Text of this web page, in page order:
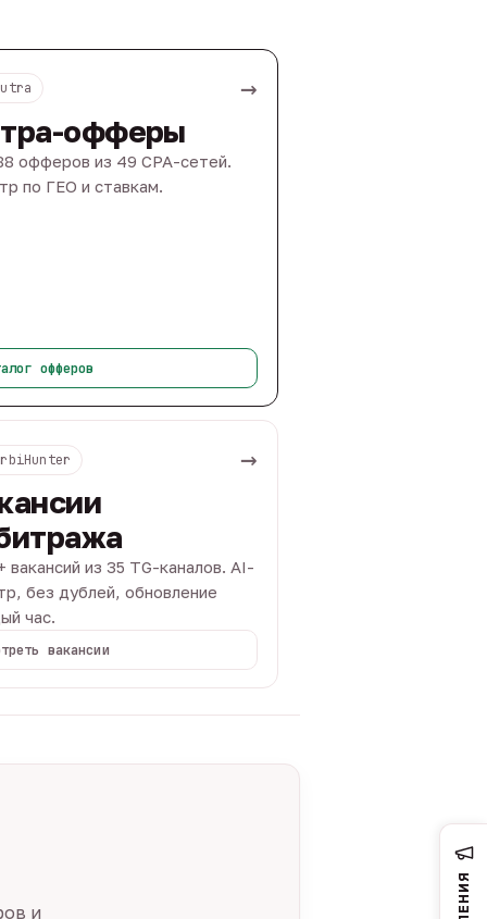
→
офферы
офферов из 49 CPA-сетей.
по ГЕО и ставкам.
офферов
→
вакансий из 35 TG-каналов. AI-
без дублей, обновление
час.
вакансии
и